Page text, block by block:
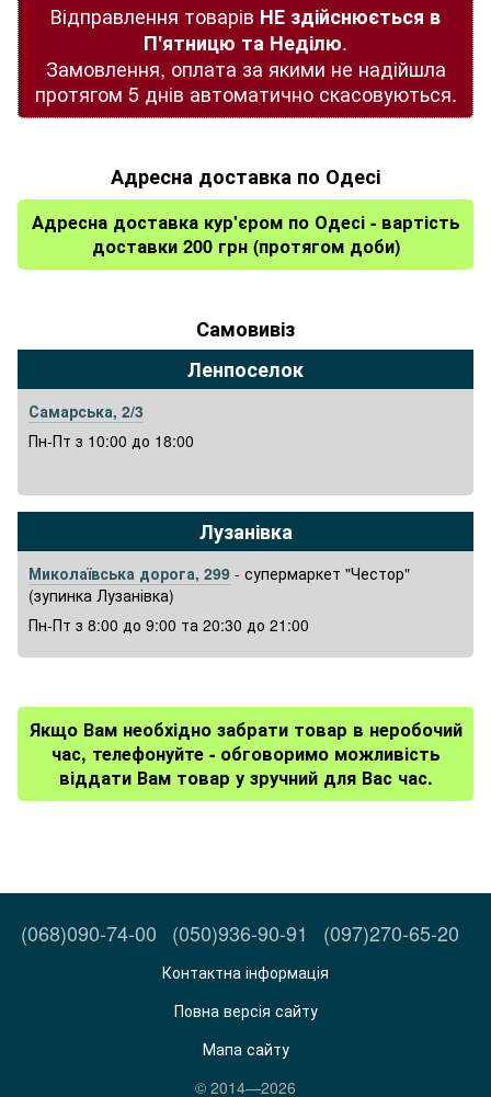
Відправлення товарів НЕ здійснюється в
П'ятницю та Неділю.
Замовлення, оплата за якими не надійшла
протягом 5 днів автоматично скасовуються.
Адресна доставка по Одесі
Адресна доставка кур'єром по Одесі - вартість
доставки 200 грн (протягом доби)
Самовивіз
​Ленпоселок
Самарська, 2/3
Пн-Пт з 10:00 до 18:00
​Лузанівка
Миколаївська дорога, 299 - супермаркет "Честор"
(зупинка Лузанівка)
Пн-Пт з 8:00 до 9:00 та 20:30 до 21:00
Якщо Вам необхідно забрати товар в неробочий
час, телефонуйте - обговоримо можливість
віддати Вам товар у зручний для Вас час.
(068)090-74-00 (050)936-90-91 (097)270-65-20
Контактна інформація
Повна версія сайту
Мапа сайту
© 2014—2026